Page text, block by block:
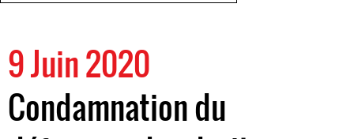
9 Juin 2020
Condamnation du